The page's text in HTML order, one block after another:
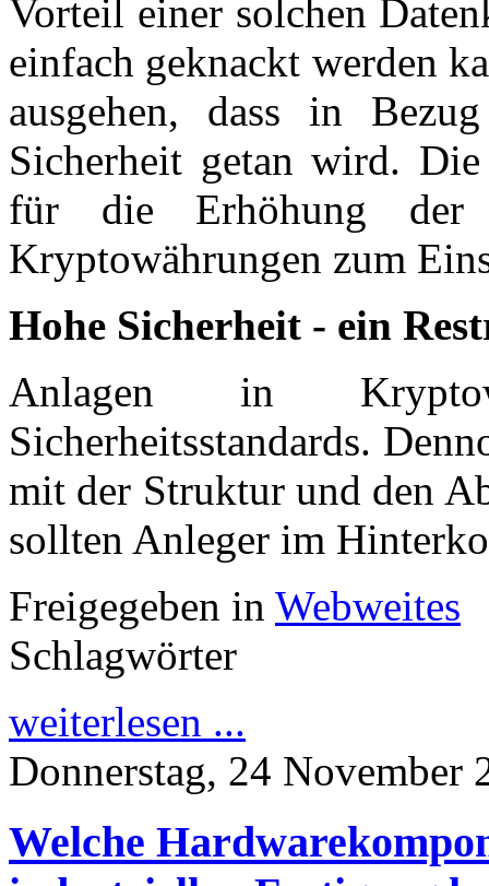
Vorteil einer solchen
einfach geknackt werden
ausgehen, dass in
Sicherheit getan wird.
für die Erhöhung der
Kryptowährungen zum
Hohe Sicherheit - ein
Anlagen in
Sicherheitsstandards.
mit der Struktur und den
sollten Anleger im
Freigegeben in Webweites
Schlagwörter
weiterlesen ...
Donnerstag, 24 November
Welche